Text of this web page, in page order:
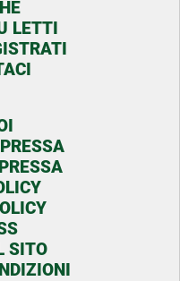
LETTI
SITO